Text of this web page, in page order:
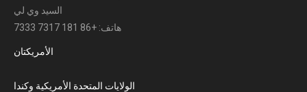
السيد وي لي
هاتف: +86 181 7317 7333
الأمريكتان
الولايات المتحدة الأمريكية وكندا